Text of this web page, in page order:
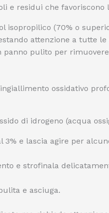
e residui che favoriscono
isopropilico (70% o
attenzione a tutte le
panno pulito per
ossidativo
di idrogeno (acqua
e lascia agire per
e strofinala
e asciuga.